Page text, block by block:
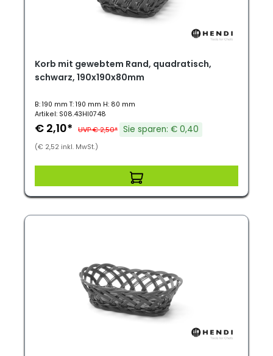
Korb mit gewebtem Rand, quadratisch,
schwarz, 190x190x80mm
B: 190 mm T: 190 mm H: 80 mm
Artikel: S08.43HI0748
€ 2,10* UVP € 2,50* Sie sparen: € 0,40
(€ 2,52 inkl. MwSt.)